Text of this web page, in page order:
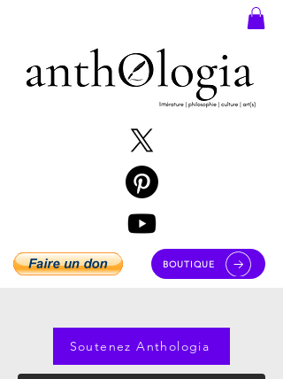
BOUTIQUE
Soutenez Anthologia